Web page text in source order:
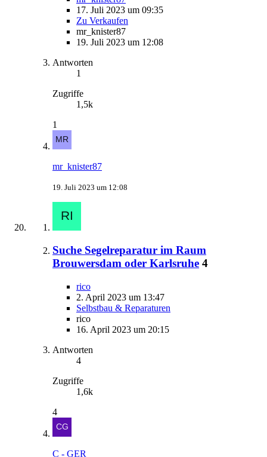
17. Juli 2023 um 09:35
Zu Verkaufen
mr_knister87
19. Juli 2023 um 12:08
Antworten
1
Zugriffe
1,5k
1
mr_knister87
19. Juli 2023 um 12:08
Suche Segelreparatur im Raum
Brouwersdam oder Karlsruhe 4
rico
2. April 2023 um 13:47
Selbstbau & Reparaturen
rico
16. April 2023 um 20:15
Antworten
4
Zugriffe
1,6k
4
C - GER